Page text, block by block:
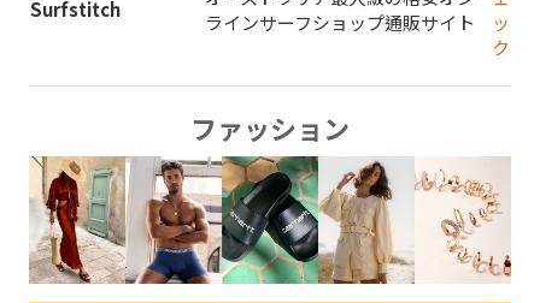
Surfstitch
ラインサーフショップ通販サイト
ッ
ク
ファッション